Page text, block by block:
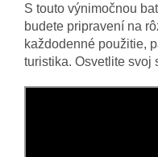
S touto výnimočnou
budete pripravení na
každodenné použitie,
turistika. Osvetlite svoj